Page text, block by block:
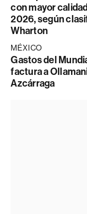
con mayor
2026, según
Wharton
MÉXICO
Gastos del
factura a
Azcárraga